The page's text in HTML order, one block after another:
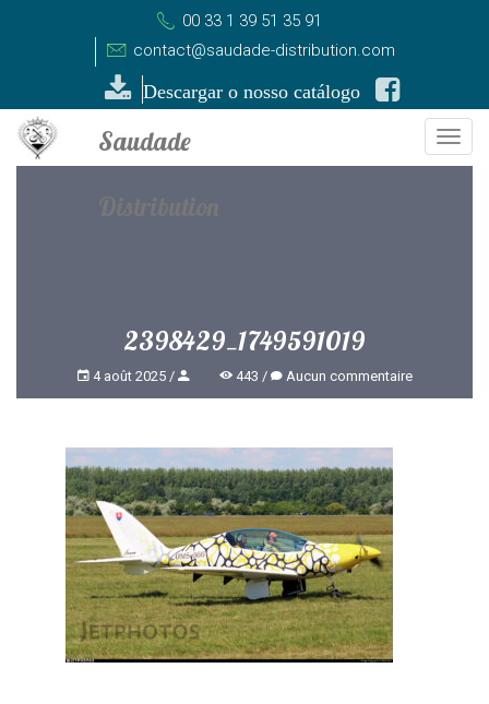
00 33 1 39 51 35 91
contact@saudade-distribution.com
Descargar o nosso catálogo
2398429_1749591019
4 août 2025 443 Aucun commentaire